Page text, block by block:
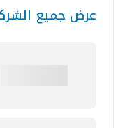
عرض جميع